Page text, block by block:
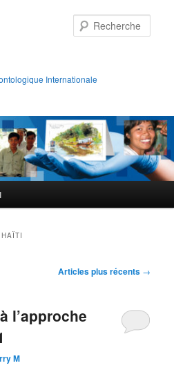
Internationale
HAÏTI
Articles plus récents →
l’approche
M